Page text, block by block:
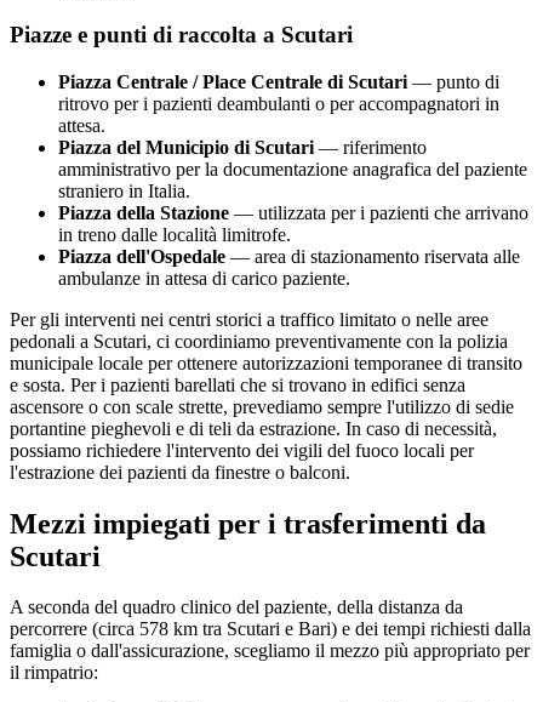
Piazze e punti di raccolta a Scutari
Piazza Centrale / Place Centrale di Scutari — punto di
ritrovo per i pazienti deambulanti o per accompagnatori in
attesa.
Piazza del Municipio di Scutari — riferimento
amministrativo per la documentazione anagrafica del paziente
straniero in Italia.
Piazza della Stazione — utilizzata per i pazienti che arrivano
in treno dalle località limitrofe.
Piazza dell'Ospedale — area di stazionamento riservata alle
ambulanze in attesa di carico paziente.
Per gli interventi nei centri storici a traffico limitato o nelle aree
pedonali a Scutari, ci coordiniamo preventivamente con la polizia
municipale locale per ottenere autorizzazioni temporanee di transito
e sosta. Per i pazienti barellati che si trovano in edifici senza
ascensore o con scale strette, prevediamo sempre l'utilizzo di sedie
portantine pieghevoli e di teli da estrazione. In caso di necessità,
possiamo richiedere l'intervento dei vigili del fuoco locali per
l'estrazione dei pazienti da finestre o balconi.
Mezzi impiegati per i trasferimenti da
Scutari
A seconda del quadro clinico del paziente, della distanza da
percorrere (circa 578 km tra Scutari e Bari) e dei tempi richiesti dalla
famiglia o dall'assicurazione, scegliamo il mezzo più appropriato per
il rimpatrio: